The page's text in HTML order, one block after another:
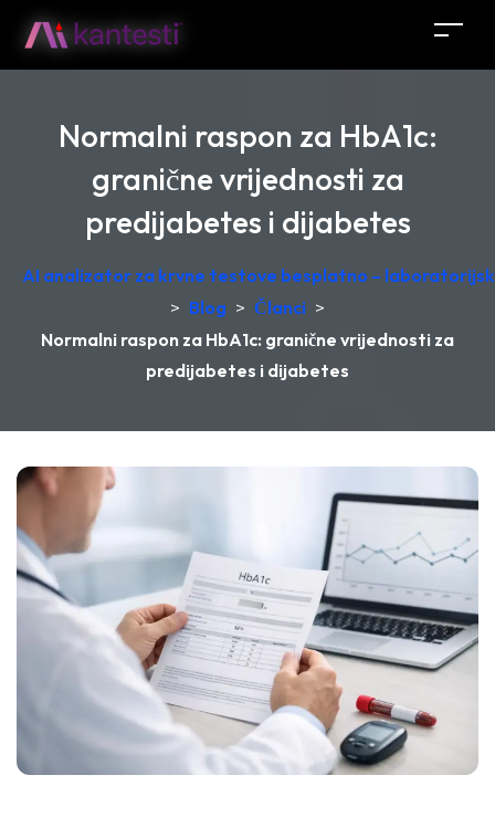
Normalni raspon za HbA1c:
granične vrijednosti za
predijabetes i dijabetes
AI analizator za krvne testove besplatno –
> Blog > Članci >
Normalni raspon za HbA1c: granične vrijednosti za
predijabetes i dijabetes